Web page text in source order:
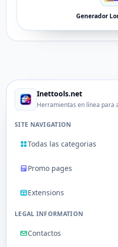
Generador
Inettools.net
Herramientas en línea para
SITE NAVIGATION
Todas las categorias
Promo pages
Extensions
LEGAL INFORMATION
Contactos